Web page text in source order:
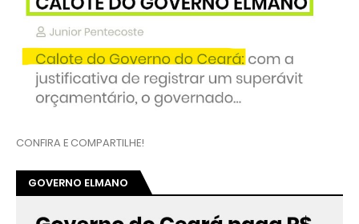
CONFIRA E COMPARTILHE!
GOVERNO ELMANO